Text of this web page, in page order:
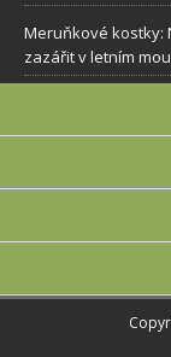
Meruňkové kostky:
zazářit v letním